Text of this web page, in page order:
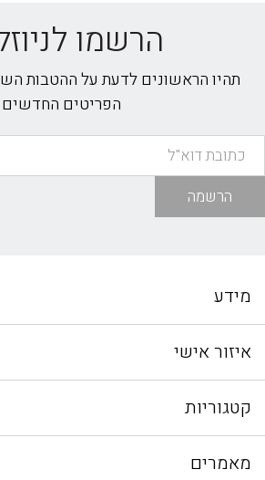
הרשמו
תהיו הראשונים לדעת על ההטבות
הפריטים החדשים
הרשמה
מידע
איזור אישי
קטגוריות
מאמרים